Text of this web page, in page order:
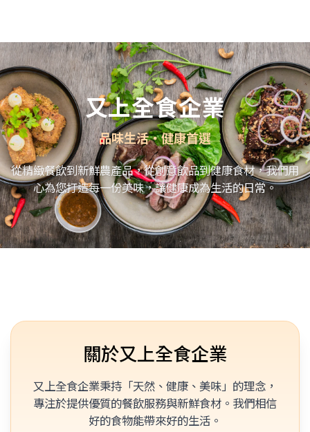
要
內
容
又上全食企業
品味生活・健康首選
從精緻餐飲到新鮮農產品，從創意飲品到健康食材，我們用
心為您打造每一份美味，讓健康成為生活的日常。
關於又上全食企業
又上全食企業秉持「天然、健康、美味」的理念，
專注於提供優質的餐飲服務與新鮮食材。我們相信
好的食物能帶來好的生活。